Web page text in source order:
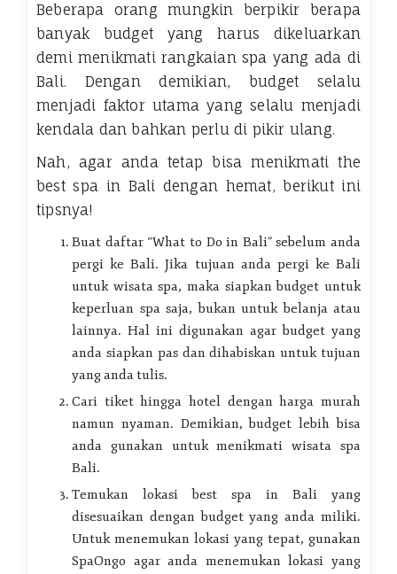
Beberapa orang mungkin berpikir berapa
banyak budget yang harus dikeluarkan
demi menikmati rangkaian spa yang ada di
Bali. Dengan demikian, budget selalu
menjadi faktor utama yang selalu menjadi
kendala dan bahkan perlu di pikir ulang.
Nah, agar anda tetap bisa menikmati the
best spa in Bali dengan hemat, berikut ini
tipsnya!
Buat daftar “What to Do in Bali” sebelum anda
pergi ke Bali. Jika tujuan anda pergi ke Bali
untuk wisata spa, maka siapkan budget untuk
keperluan spa saja, bukan untuk belanja atau
lainnya. Hal ini digunakan agar budget yang
anda siapkan pas dan dihabiskan untuk tujuan
yang anda tulis.
Cari tiket hingga hotel dengan harga murah
namun nyaman. Demikian, budget lebih bisa
anda gunakan untuk menikmati wisata spa
Bali.
Temukan lokasi best spa in Bali yang
disesuaikan dengan budget yang anda miliki.
Untuk menemukan lokasi yang tepat, gunakan
SpaOngo agar anda menemukan lokasi yang